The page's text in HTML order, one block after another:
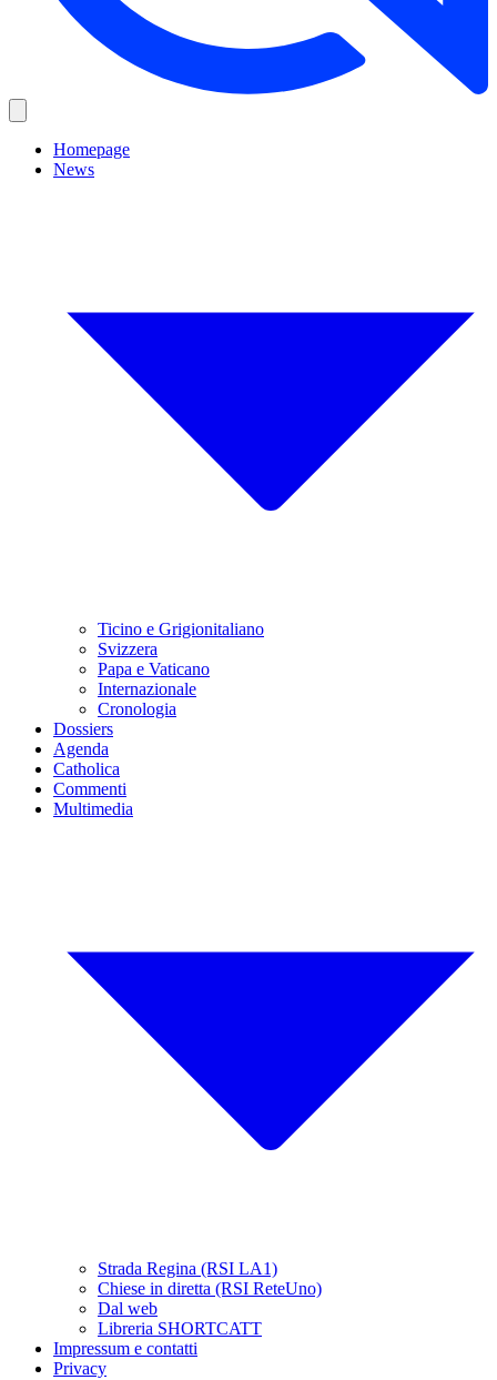
Homepage
News
Ticino e Grigionitaliano
Svizzera
Papa e Vaticano
Internazionale
Cronologia
Dossiers
Agenda
Catholica
Commenti
Multimedia
Strada Regina (RSI LA1)
Chiese in diretta (RSI ReteUno)
Dal web
Libreria SHORTCATT
Impressum e contatti
Privacy